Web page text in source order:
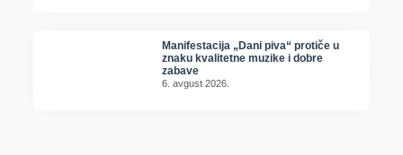
Manifestacija „Dani piva“ protiče u
znaku kvalitetne muzike i dobre
zabave
6. avgust 2026.